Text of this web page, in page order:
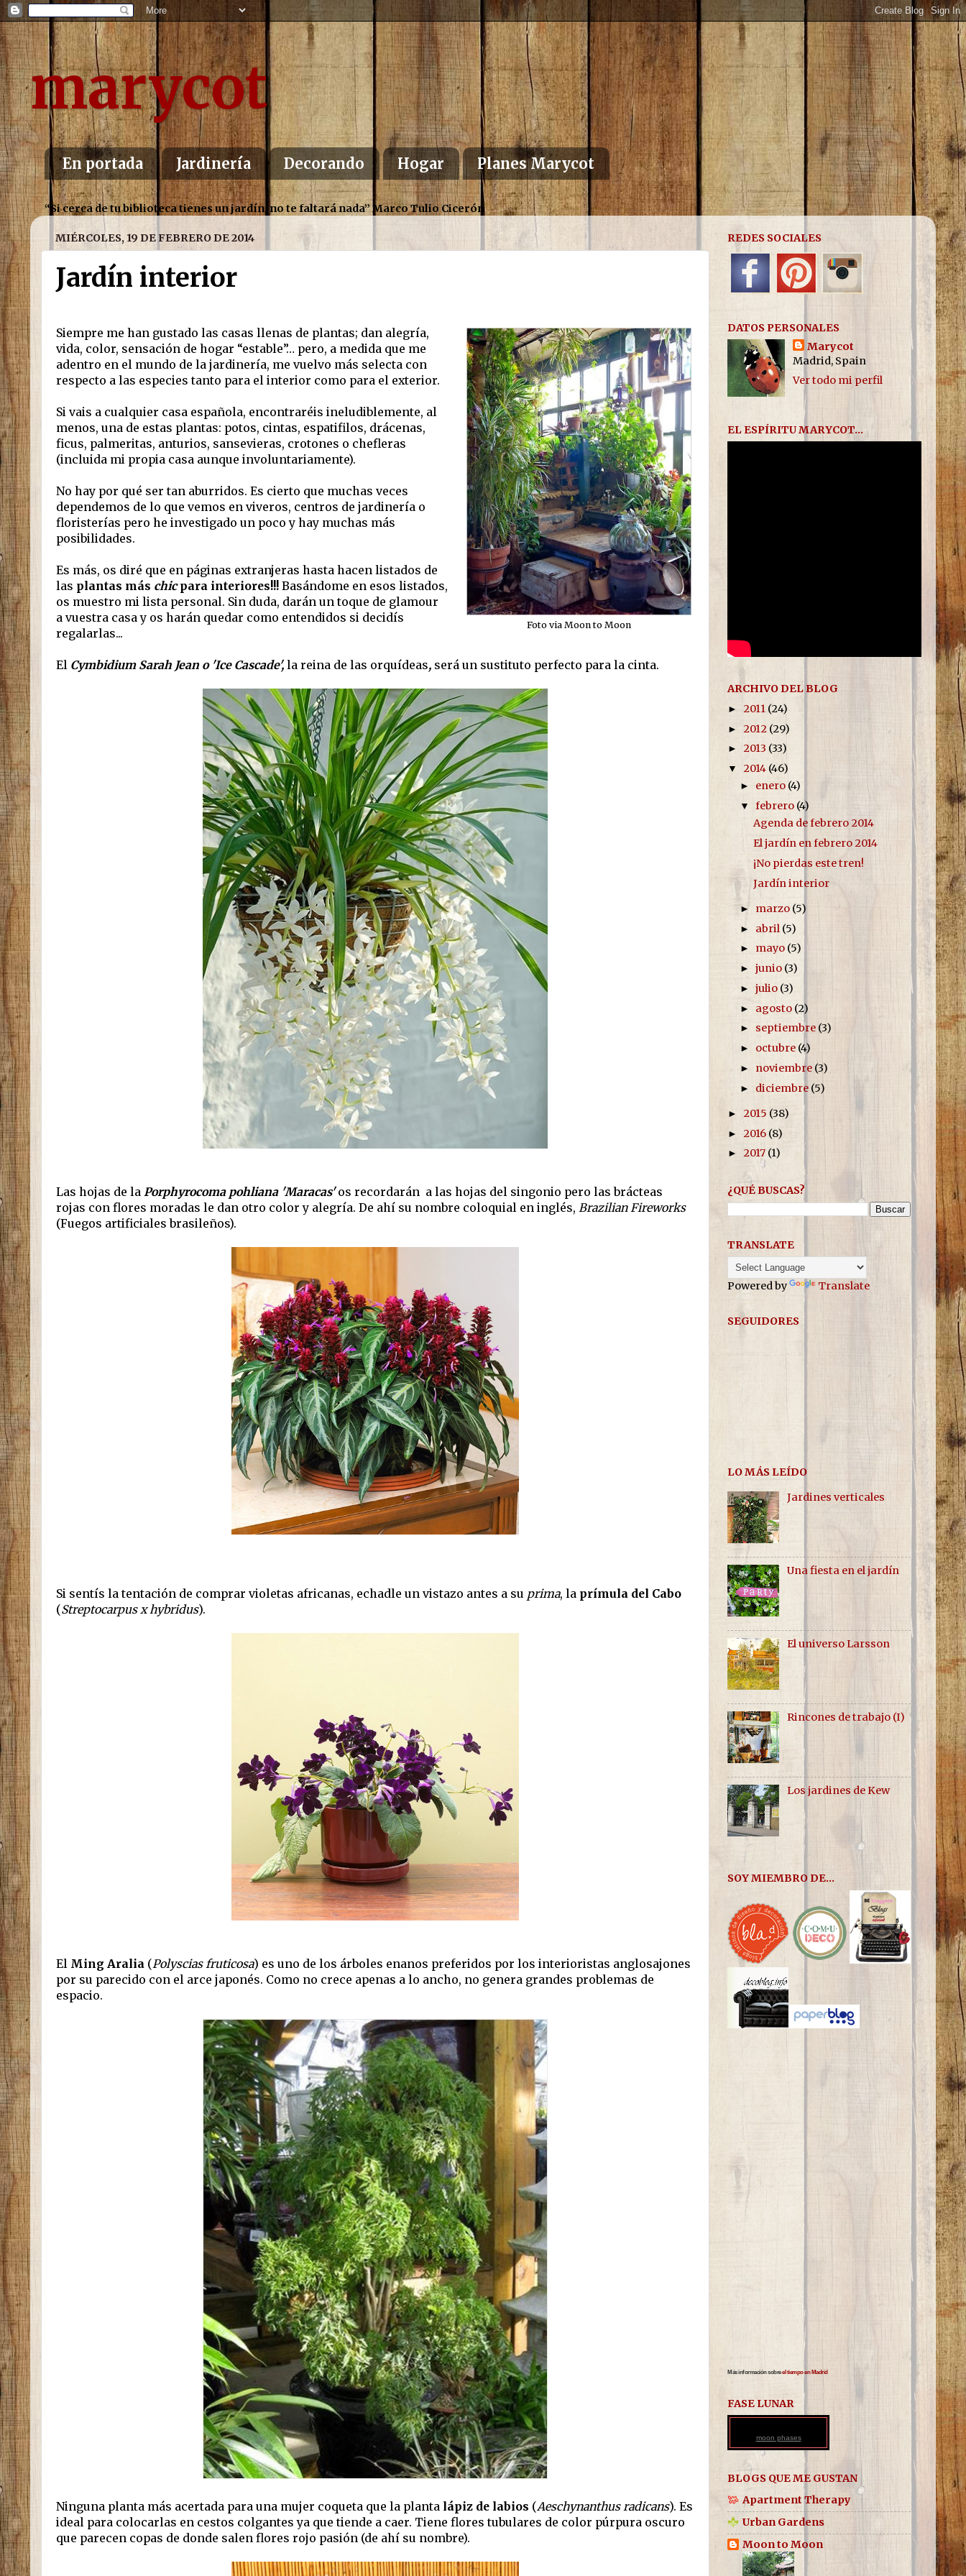
marycot
En portada Jardinería Decorando Hogar Planes Marycot
“Si cerca de tu biblioteca tienes un jardín, no te faltará nada” Marco Tulio Cicerón
MIÉRCOLES, 19 DE FEBRERO DE 2014
Jardín interior
Foto via Moon to Moon
Siempre me han gustado las casas llenas de plantas; dan alegría,
vida, color, sensación de hogar “estable”… pero, a medida que me
adentro en el mundo de la jardinería, me vuelvo más selecta con
respecto a las especies tanto para el interior como para el exterior.
Si vais a cualquier casa española, encontraréis ineludiblemente, al
menos, una de estas plantas: potos, cintas, espatifilos, drácenas,
ficus, palmeritas, anturios, sansevieras, crotones o chefleras
(incluida mi propia casa aunque involuntariamente).
No hay por qué ser tan aburridos. Es cierto que muchas veces
dependemos de lo que vemos en viveros, centros de jardinería o
floristerías pero he investigado un poco y hay muchas más
posibilidades.
Es más, os diré que en páginas extranjeras hasta hacen listados de
las plantas más chicpara interiores!!! Basándome en esos listados,
os muestro mi lista personal. Sin duda, darán un toque de glamour
a vuestra casa y os harán quedar como entendidos si decidís
regalarlas...
El Cymbidium Sarah Jean o 'Ice Cascade',la reina de las orquídeas, será un sustituto perfecto para la cinta.
Las hojas de la Porphyrocoma pohliana 'Maracas'os recordarán a las hojas del singonio pero las brácteas
rojas con flores moradas le dan otro color y alegría. De ahí su nombre coloquial en inglés, Brazilian Fireworks
(Fuegos artificiales brasileños).
Si sentís la tentación de comprar violetas africanas, echadle un vistazo antes a su prima, la prímula del Cabo
(Streptocarpus x hybridus).
El Ming Aralia (Polyscias fruticosa) es uno de los árboles enanos preferidos por los interioristas anglosajones
por su parecido con el arce japonés. Como no crece apenas a lo ancho, no genera grandes problemas de
espacio.
Ninguna planta más acertada para una mujer coqueta que la planta lápiz de labios (Aeschynanthus radicans). Es
ideal para colocarlas en cestos colgantes ya que tiende a caer. Tiene flores tubulares de color púrpura oscuro
que parecen copas de donde salen flores rojo pasión (de ahí su nombre).
REDES SOCIALES
DATOS PERSONALES
Marycot
Madrid, Spain
Ver todo mi perfil
EL ESPÍRITU MARYCOT...
ARCHIVO DEL BLOG
► 2011 (24)
► 2012 (29)
► 2013 (33)
▼ 2014 (46)
► enero (4)
▼febrero (4)
Agenda de febrero 2014
El jardín en febrero 2014
¡No pierdas este tren!
Jardín interior
► marzo (5)
► abril (5)
► mayo (5)
►junio (3)
►julio (3)
► agosto (2)
► septiembre (3)
► octubre (4)
► noviembre (3)
► diciembre (5)
► 2015 (38)
► 2016 (8)
► 2017 (1)
¿QUÉ BUSCAS?
TRANSLATE
Powered by Translate
SEGUIDORES
LO MÁS LEÍDO
Jardines verticales
Una fiesta en el jardín
El universo Larsson
Rincones de trabajo (I)
Los jardines de Kew
SOY MIEMBRO DE...
Más información sobreel tiempo en Madrid
FASE LUNAR
moon phases
BLOGS QUE ME GUSTAN
Apartment Therapy
Urban Gardens
Moon to Moon